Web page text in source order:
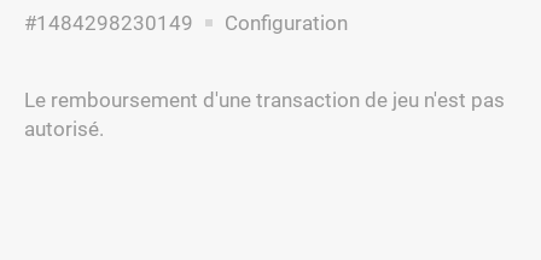
#1484298230149 Configuration
Le remboursement d'une transaction de jeu n'est pas
autorisé.